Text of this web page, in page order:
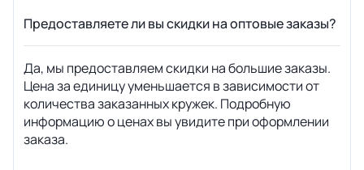
Предоставляете ли вы скидки на оптовые заказы?
Да, мы предоставляем скидки на большие заказы.
Цена за единицу уменьшается в зависимости от
количества заказанных кружек. Подробную
информацию о ценах вы увидите при оформлении
заказа.